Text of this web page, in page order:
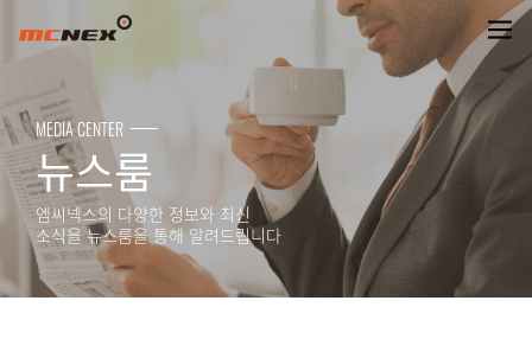
NEWSROOM
MEDIA CENTER
뉴스룸
엠씨넥스의 다양한 정보와 최신
소식을 뉴스룸을 통해 알려드립니다